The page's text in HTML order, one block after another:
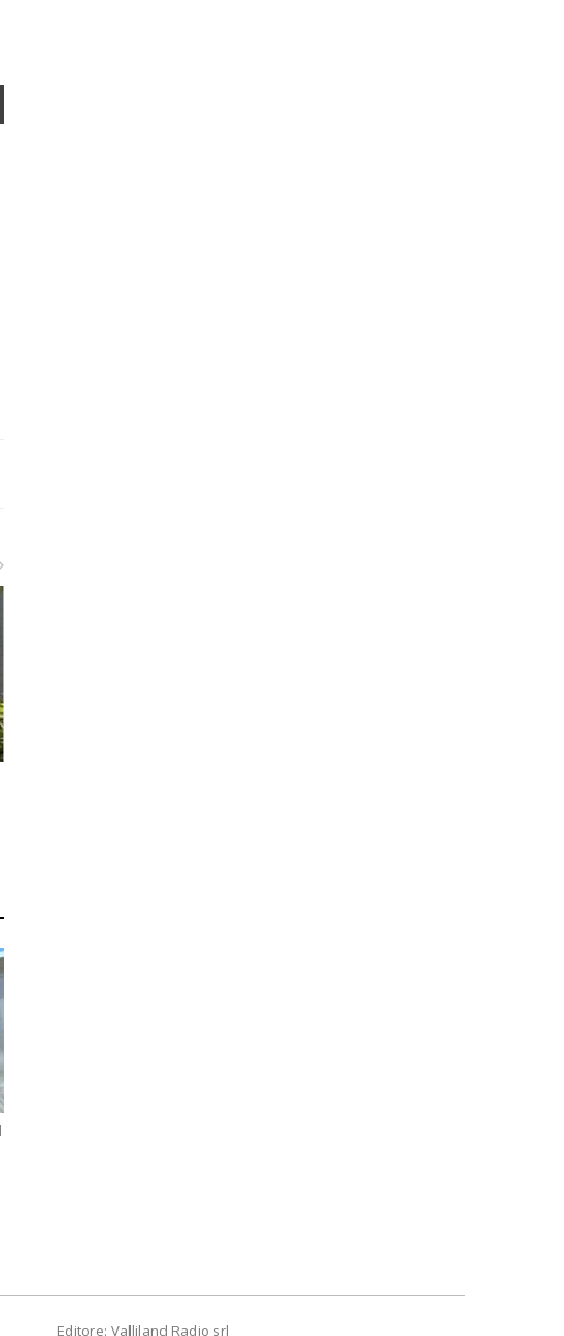
Editore: Valliland Radio srl